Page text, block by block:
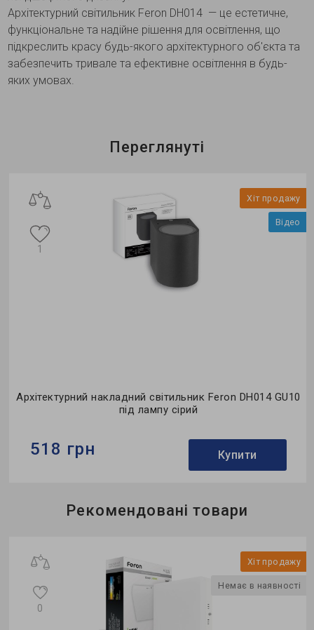
Архітектурний світильник Feron DH014 — це естетичне,
функціональне та надійне рішення для освітлення, що
підкреслить красу будь-якого архітектурного об'єкта та
забезпечить тривале та ефективне освітлення в будь-
яких умовах.
Переглянуті
Хіт продажу
Відео
Архітектурний накладний світильник Feron DH014 GU10
під лампу сірий
1
518 грн Купити
Feron
накладний
Рекомендовані товари
Хіт продажу
Немає в наявності
0